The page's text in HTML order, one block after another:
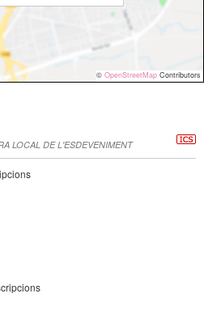
© OpenStreetMap Contributors
LOCAL DE L'ESDEVENIMENT